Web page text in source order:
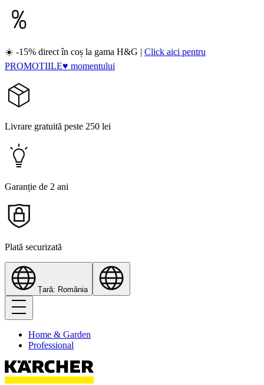
☀️ -15% direct în coș la gama H&G | Click aici pentru
PROMOTIILE♥ momentului
Livrare gratuită peste 250 lei
Garanție de 2 ani
Plată securizată
Țară: România
Home & Garden
Professional